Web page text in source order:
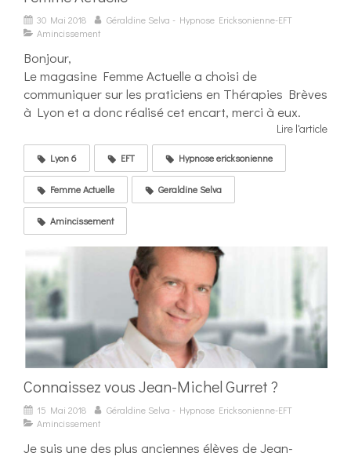
30 Mai 2018
Géraldine Selva - Hypnose Ericksonienne-EFT
Amincissement
Bonjour,
Le magasine Femme Actuelle a choisi de
communiquer sur les praticiens en Thérapies Brèves
à Lyon et a donc réalisé cet encart, merci à eux.
Lire l'article
Lyon 6 EFT Hypnose ericksonienne
Femme Actuelle Geraldine Selva
Amincissement
Connaissez vous Jean-Michel Gurret ?
15 Mai 2018
Géraldine Selva - Hypnose Ericksonienne-EFT
Amincissement
Je suis une des plus anciennes élèves de Jean-